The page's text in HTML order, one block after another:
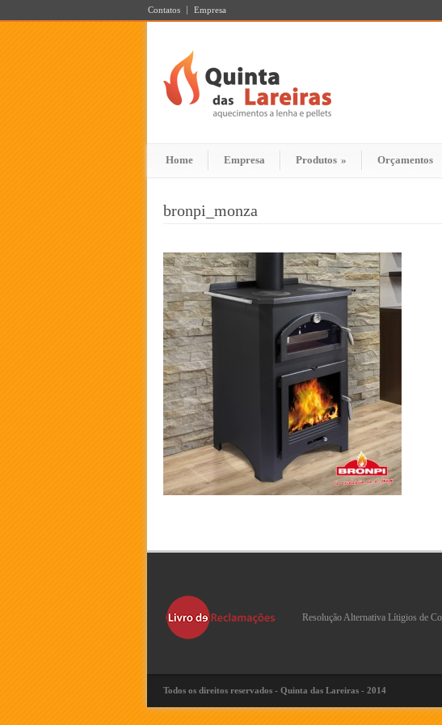
Contatos Empresa
Home Empresa Produtos » Orçamentos
bronpi_monza
Resolução Alternativa Lítigios de
Todos os direitos reservados - Quinta das Lareiras - 2014